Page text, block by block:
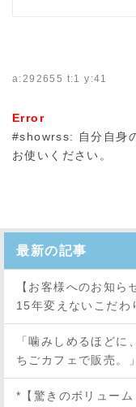
a:292655 t:1 y:41
Error
#showrss: 自分自身
お使いください。
最新の記事
【お客様へのお知ら
15年変えないこだわ
「噛みしめるほど
ちごカフェで販売。」
*【驚きのボリュー